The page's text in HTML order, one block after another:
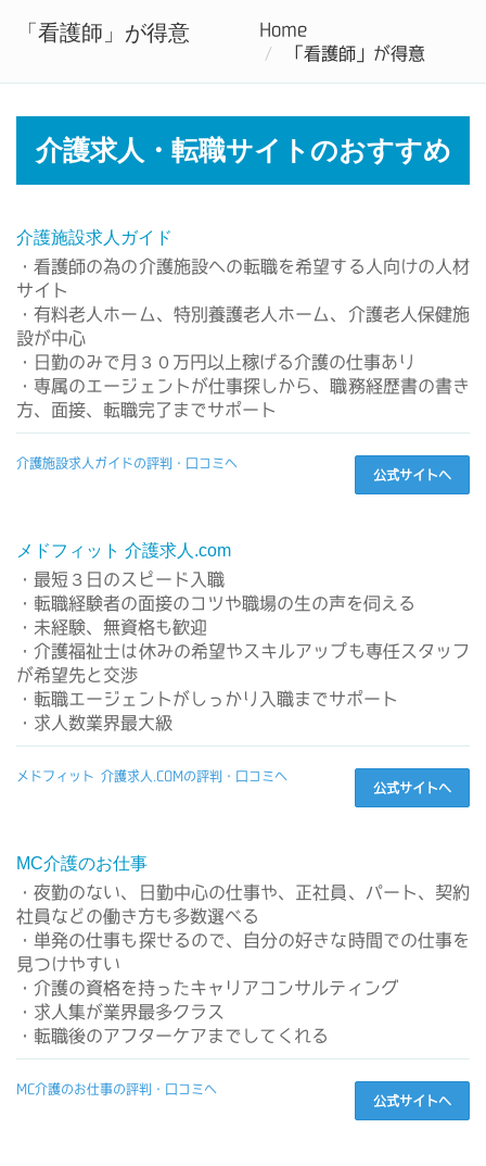
介護の求人・転職するなら介護福祉転職.com
「看護師」が得意
Home
「看護師」が得意
介護求人・転職サイトのおすすめ
介護施設求人ガイド
・看護師の為の介護施設への転職を希望する人向けの人材
サイト
・有料老人ホーム、特別養護老人ホーム、介護老人保健施
設が中心
・日勤のみで月３０万円以上稼げる介護の仕事あり
・専属のエージェントが仕事探しから、職務経歴書の書き
方、面接、転職完了までサポート
介護施設求人ガイドの評判・口コミへ
公式サイトへ
メドフィット 介護求人.com
・最短３日のスピード入職
・転職経験者の面接のコツや職場の生の声を伺える
・未経験、無資格も歓迎
・介護福祉士は休みの希望やスキルアップも専任スタッフ
が希望先と交渉
・転職エージェントがしっかり入職までサポート
・求人数業界最大級
メドフィット 介護求人.COMの評判・口コミへ
公式サイトへ
MC介護のお仕事
・夜勤のない、日勤中心の仕事や、正社員、パート、契約
社員などの働き方も多数選べる
・単発の仕事も探せるので、自分の好きな時間での仕事を
見つけやすい
・介護の資格を持ったキャリアコンサルティング
・求人集が業界最多クラス
・転職後のアフターケアまでしてくれる
MC介護のお仕事の評判・口コミへ
公式サイトへ